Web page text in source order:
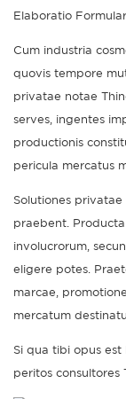
Elaboratio
Cum industria
quovis tempore
privatae notae
serves, ingentes
productionis
pericula mercatus
Solutiones
praebent.
involucrorum,
eligere potes.
marcae,
mercatum
Si qua tibi opus est
peritos consultores